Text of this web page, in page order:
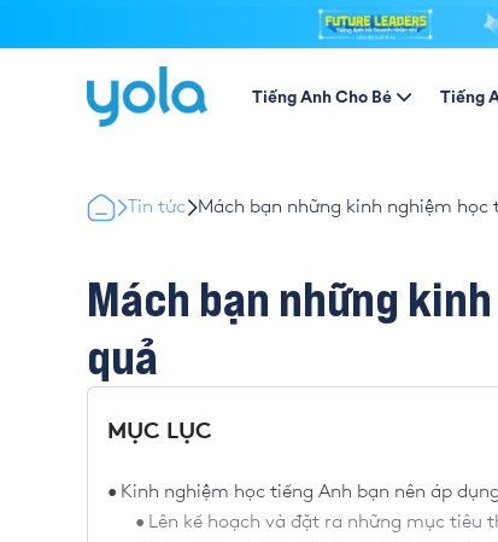
Tiếng Anh Cho Bé Tiếng
Tin tức Mách bạn những kinh nghiệm học
Mách bạn những
quả
MỤC LỤC
Kinh nghiệm học tiếng Anh bạn nên áp dụng
Lên kế hoạch và đặt ra những mục tiêu